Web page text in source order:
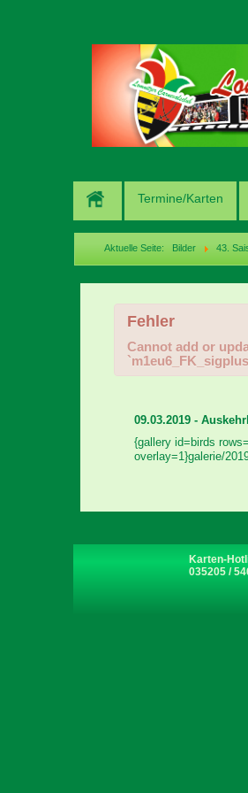
Termine/Karten
Aktuelle Seite: Bilder 43.
Fehler
Cannot add or
09.03.2019 -
{gallery id=birds
overlay=1}galerie/
Karten-
035205 /